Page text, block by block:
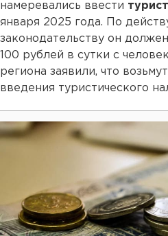
намеревались ввести
января 2025 года. По
законодательству он
100 рублей в сутки с
региона заявили, что
введения туристического